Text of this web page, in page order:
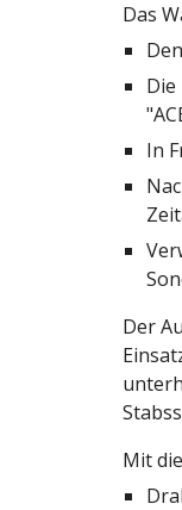
Das
In
Der
Mit